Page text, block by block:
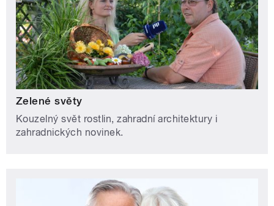
Zelené světy
Kouzelný svět rostlin, zahradní architektury i
zahradnických novinek.